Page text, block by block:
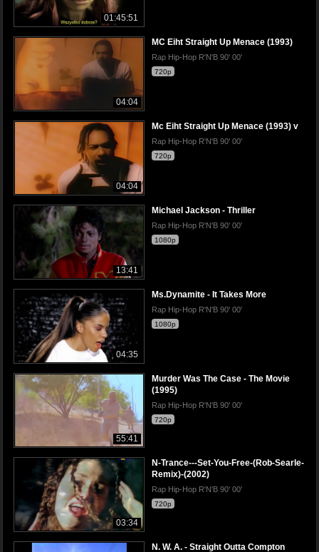
01:45:51
04:04
MC Eiht Straight Up Menace (1993)
Rap Hip-Hop R'N'B 90' 00'
720p
04:04
Mc Eiht Straight Up Menace (1993) v
Rap Hip-Hop R'N'B 90' 00'
720p
13:41
Michael Jackson - Thriller
Rap Hip-Hop R'N'B 90' 00'
1080p
04:35
Ms.Dynamite - It Takes More
Rap Hip-Hop R'N'B 90' 00'
1080p
55:41
Murder Was The Case - The Movie
(1995)
Rap Hip-Hop R'N'B 90' 00'
720p
03:34
N-Trance---Set-You-Free-(Rob-Searle-
Remix)-(2002)
Rap Hip-Hop R'N'B 90' 00'
720p
N. W. A. - Straight Outta Compton